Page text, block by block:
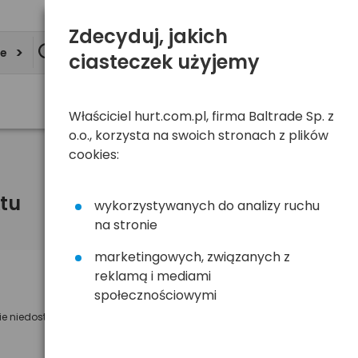
niedostępny
Powiadom mnie o dostępności
Zdecyduj, jakich
ciasteczek użyjemy
Właściciel hurt.com.pl, firma Baltrade Sp. z
o.o., korzysta na swoich stronach z plików
cookies:
wykorzystywanych do analizy ruchu
na stronie
marketingowych, związanych z
reklamą i mediami
społecznościowymi